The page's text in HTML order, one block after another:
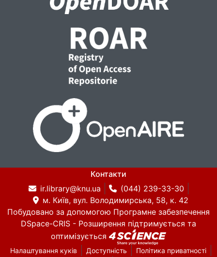
Контакти
ir.library@knu.ua
(044) 239-33-30
м. Київ, вул. Володимирська, 58, к. 42
Побудовано за допомогою Програмне забезпечення
DSpace-CRIS - Розширення підтримується та
оптимізується
Налаштування куків Доступність Політика приватності